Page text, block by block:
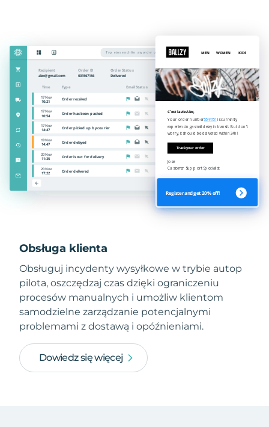
Obsługa klienta
Obsługuj incydenty wysyłkowe w trybie autop
pilota, oszczędzaj czas dzięki ograniczeniu
procesów manualnych i umożliw klientom
samodzielne zarządzanie potencjalnymi
problemami z dostawą i opóźnieniami.
Dowiedz się więcej